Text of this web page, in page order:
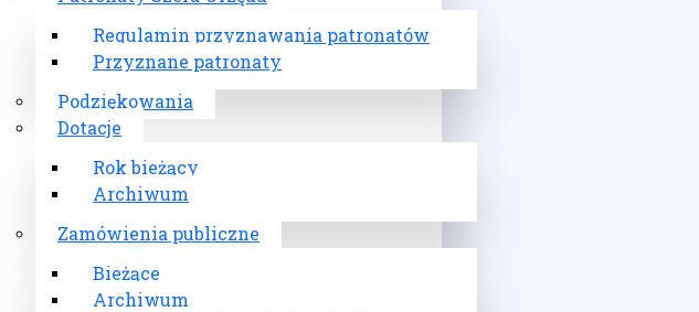
Regulamin przyznawania patronatów
Przyznane patronaty
Podziękowania
Dotacje
Rok bieżący
Archiwum
Zamówienia publiczne
Bieżące
Archiwum